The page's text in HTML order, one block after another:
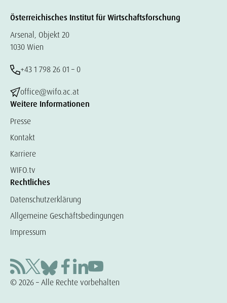
Österreichisches Institut für Wirtschaftsforschung
Arsenal, Objekt 20
1030 Wien
+43 1 798 26 01 – 0
office@wifo.ac.at
Weitere Informationen
Presse
Kontakt
Karriere
WIFO.tv
Rechtliches
Datenschutzerklärung
Allgemeine Geschäftsbedingungen
Impressum
© 2026 – Alle Rechte vorbehalten